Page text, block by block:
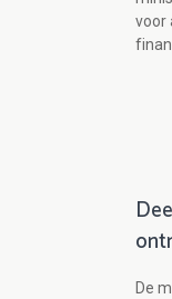
voor
De